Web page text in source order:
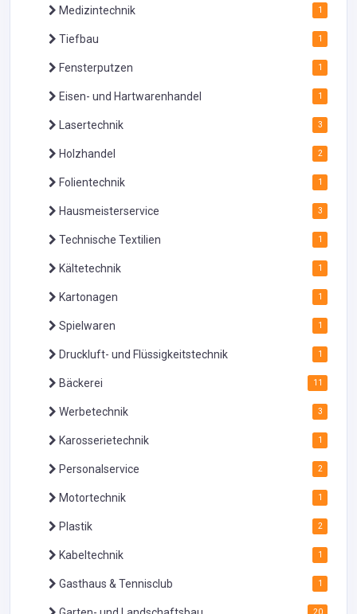
Medizintechnik 1
Tiefbau 1
Fensterputzen 1
Eisen- und Hartwarenhandel 1
Lasertechnik 3
Holzhandel 2
Folientechnik 1
Hausmeisterservice 3
Technische Textilien 1
Kältetechnik 1
Kartonagen 1
Spielwaren 1
Druckluft- und Flüssigkeitstechnik 1
Bäckerei 11
Werbetechnik 3
Karosserietechnik 1
Personalservice 2
Motortechnik 1
Plastik 2
Kabeltechnik 1
Gasthaus & Tennisclub 1
20